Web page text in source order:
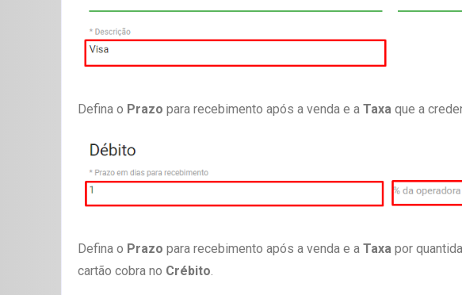
Defina o Prazo para recebimento após a venda e a Taxa que a
Defina o Prazo para recebimento após a venda e a Taxa por
cartão cobra no Crébito.